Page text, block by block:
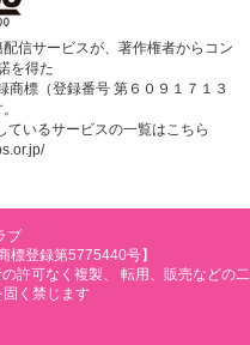
信サービスが、著作権者からコン
を得た
標（登録番号 第６０９１７１３
いるサービスの一覧はこちら
ブ
標登録第5775440号】
許可なく複製、 転用、販売などの二
く禁じます